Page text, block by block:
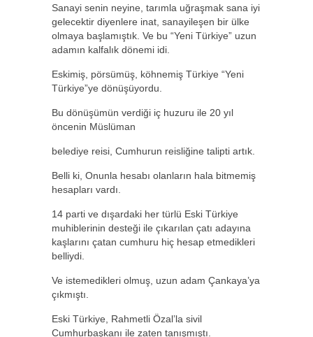
Sanayi senin neyine, tarımla uğraşmak sana iyi
gelecektir diyenlere inat, sanayileşen bir ülke
olmaya başlamıştık. Ve bu “Yeni Türkiye” uzun
adamın kalfalık dönemi idi.
Eskimiş, pörsümüş, köhnemiş Türkiye “Yeni
Türkiye”ye dönüşüyordu.
Bu dönüşümün verdiği iç huzuru ile 20 yıl
öncenin Müslüman
belediye reisi, Cumhurun reisliğine talipti artık.
Belli ki, Onunla hesabı olanların hala bitmemiş
hesapları vardı.
14 parti ve dışardaki her türlü Eski Türkiye
muhiblerinin desteği ile çıkarılan çatı adayına
kaşlarını çatan cumhuru hiç hesap etmedikleri
belliydi.
Ve istemedikleri olmuş, uzun adam Çankaya’ya
çıkmıştı.
Eski Türkiye, Rahmetli Özal’la sivil
Cumhurbaşkanı ile zaten tanışmıştı.